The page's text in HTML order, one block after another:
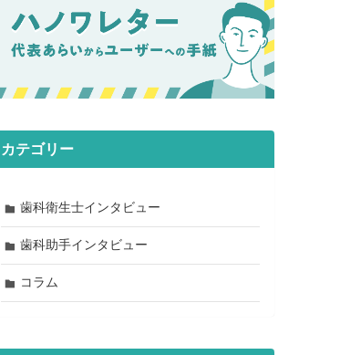
カテゴリー
歯科衛生士インタビュー
歯科助手インタビュー
コラム